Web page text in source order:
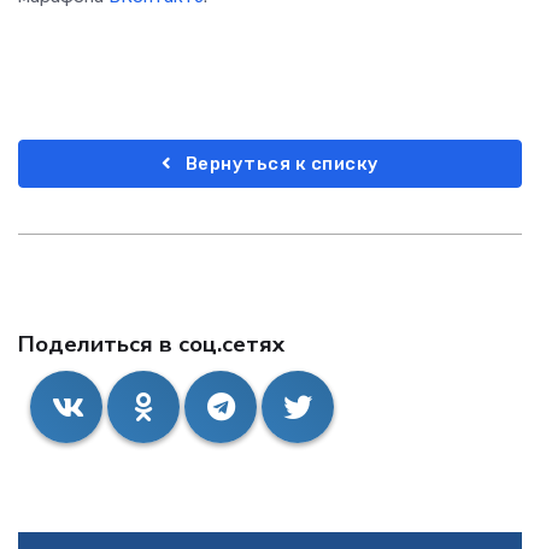
Поделиться в соц.сетях
Вернуться к списку